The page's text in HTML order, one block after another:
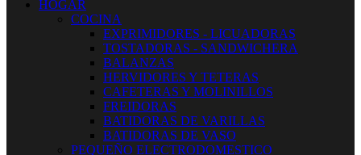
HOGAR
COCINA
EXPRIMIDORES - LICUADORAS
TOSTADORAS - SANDWICHERA
BALANZAS
HERVIDORES Y TETERAS
CAFETERAS Y MOLINILLOS
FREIDORAS
BATIDORAS DE VARILLAS
BATIDORAS DE VASO
PEQUEÑO ELECTRODOMESTICO